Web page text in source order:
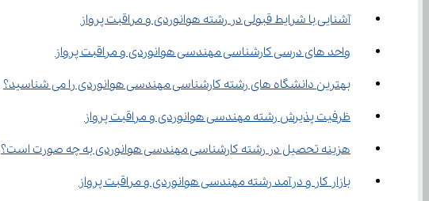
آشنایی با شرایط قبولی در رشته هوانوردی و مراقبت پرواز
واحد های درسی کارشناسی مهندسی هوانوردی و مراقبت پرواز
بهترین دانشگاه های رشته کارشناسی مهندسی هوانوردی را می شناسید؟
ظرفیت پذیرش رشته مهندسی هوانوردی و مراقبت پرواز
هزینه تحصیل در رشته کارشناسی مهندسی هوانوردی به چه صورت است؟
بازار کار و درآمد رشته مهندسی هوانوردی و مراقبت پرواز